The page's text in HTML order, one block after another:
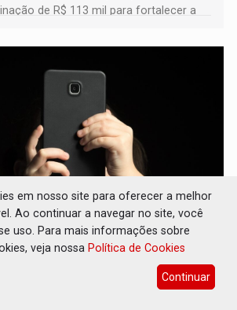
de R$ 113 mil para fortalecer a
lei contra violência
na internet e via IA
em nosso site para oferecer a melhor
Ao continuar a navegar no site, você
uso. Para mais informações sobre
veja nossa Política de Cookies
Continuar